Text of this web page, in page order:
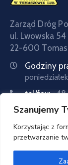
Szanujemy
Korzystając z
przetwarzanie
Zarząd Dróg
ul. Lwowska 54
22-600
Godziny
tel/fax:
tel:+48 84
Email: